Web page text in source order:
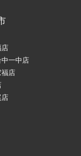
店
一中店
店
店